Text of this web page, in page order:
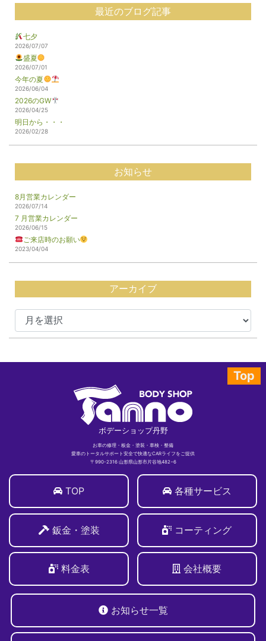
最近のブログ記事
七夕
2026/07/07
盛夏
2026/07/01
今年の夏
2026/06/04
2026のGW
2026/04/25
明日から・・・
2026/02/28
お知らせ
8月営業カレンダー
2026/07/14
7 月営業カレンダー
2026/06/15
ご来店時のお願い
2023/04/04
アーカイブ
Top
ボデーショップ丹野
お車の修理・板金・塗装・車検・整備
愛車のトータルサポート安全で快適なCARライフをご提供
〒990-2316 山形県山形市片谷地482−6
TOP 各種サービス
鈑金・塗装 コーティング
料金表 会社概要
お知らせ一覧